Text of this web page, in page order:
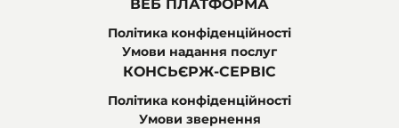
ВЕБ ПЛАТФОРМА
Політика конфіденційності
Умови надання послуг
КОНСЬЄРЖ-СЕРВІС
Політика конфіденційності
Умови звернення